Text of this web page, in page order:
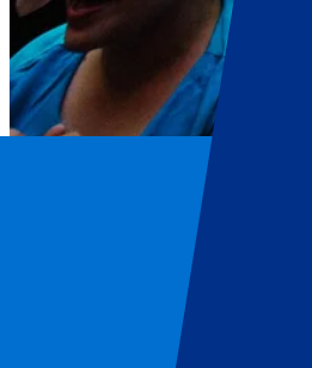
Harry Styles - 3 juillet 2026